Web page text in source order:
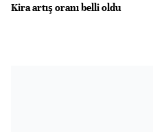
Kira artış oranı belli oldu